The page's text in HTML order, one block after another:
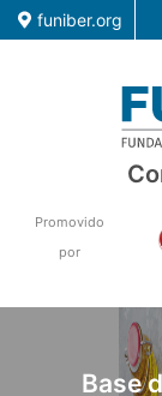
funiber.org
Investigación
Promovido
por
Base